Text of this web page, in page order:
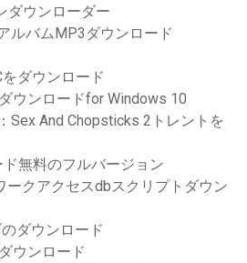
ダウンローダー
ルバムMP3ダウンロード
ダウンロード
ウンロードfor Windows 10
Sex And Chopsticks 2トレントを
無料のフルバージョン
ークアクセスdbスクリプトダウン
ダウンロード
ウンロード